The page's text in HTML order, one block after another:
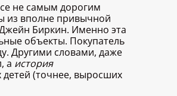
не самым дорогим
из вполне привычной
Биркин. Именно эта
объекты. Покупатель
Другими словами, даже
а история
(точнее, выросших